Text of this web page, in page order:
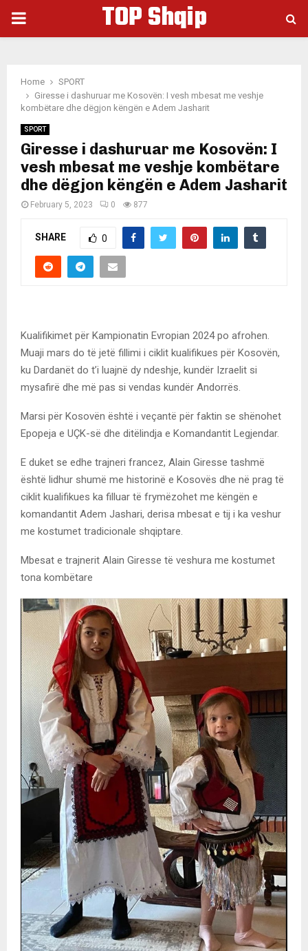
PRIMARY
TOP Shqip
Home
SPORT
Giresse i dashuruar me Kosovën: I vesh mbesat me veshje
kombëtare dhe dëgjon këngën e Adem Jasharit
SPORT
Giresse i dashuruar me Kosovën: I
vesh mbesat me veshje kombëtare
dhe dëgjon këngën e Adem Jasharit
February 5, 2023 0 877
SHARE 0
Kualifikimet për Kampionatin Evropian 2024 po afrohen.
Muaji mars do të jetë fillimi i ciklit kualifikues për Kosovën,
ku Dardanët do t’i luajnë dy ndeshje, kundër Izraelit si
mysafirë dhe më pas si vendas kundër Andorrës.
Marsi për Kosovën është i veçantë për faktin se shënohet
Epopeja e UÇK-së dhe ditëlindja e Komandantit Legjendar.
E duket se edhe trajneri francez, Alain Giresse tashmë
është lidhur shumë me historinë e Kosovës dhe në prag të
ciklit kualifikues ka filluar të frymëzohet me këngën e
komandantit Adem Jashari, derisa mbesat e tij i ka veshur
me kostumet tradicionale shqiptare.
Mbesat e trajnerit Alain Giresse të veshura me kostumet
tona kombëtare